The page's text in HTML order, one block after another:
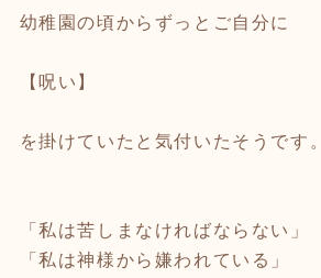
幼稚園の頃からずっとご自分に
【呪い】
を掛けていたと気付いたそうです。
「私は苦しまなければならない」
「私は神様から嫌われている」